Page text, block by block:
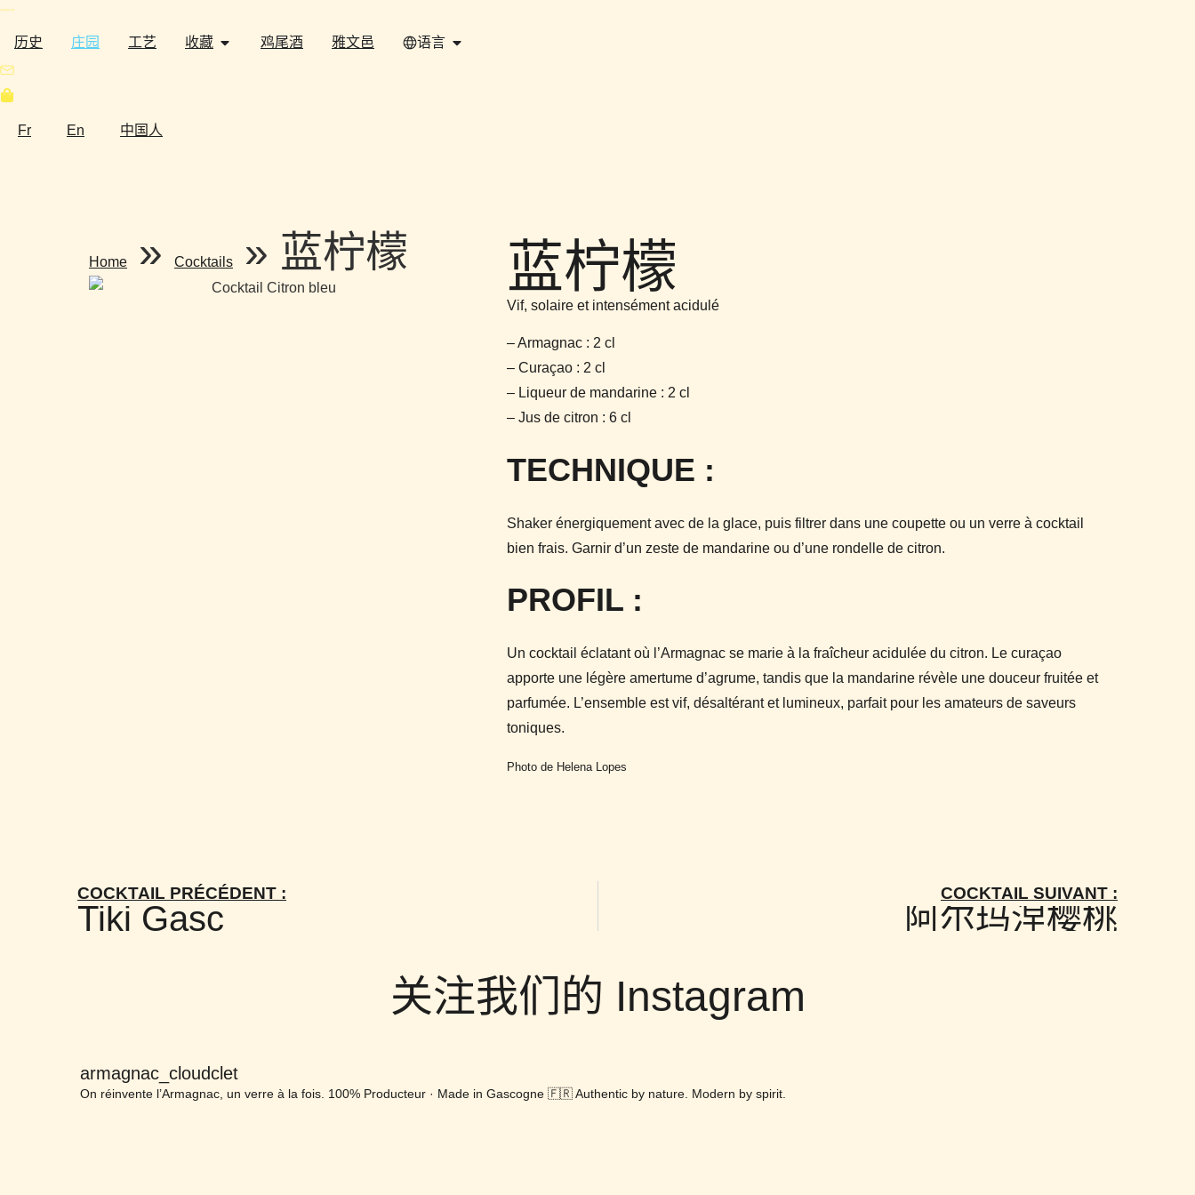
历史 庄园 工艺 收藏 鸡尾酒 雅文邑 语言
Fr En 中国人
Home » Cocktails » 蓝柠檬 蓝柠檬
Vif, solaire et intensément acidulé
– Armagnac : 2 cl
– Curaçao : 2 cl
– Liqueur de mandarine : 2 cl
– Jus de citron : 6 cl
TECHNIQUE :
Shaker énergiquement avec de la glace, puis filtrer dans une coupette ou un verre à cocktail
bien frais. Garnir d’un zeste de mandarine ou d’une rondelle de citron.
PROFIL :
Un cocktail éclatant où l’Armagnac se marie à la fraîcheur acidulée du citron. Le curaçao
apporte une légère amertume d’agrume, tandis que la mandarine révèle une douceur fruitée et
parfumée. L’ensemble est vif, désaltérant et lumineux, parfait pour les amateurs de saveurs
toniques.
Photo de Helena Lopes
COCKTAIL PRÉCÉDENT :
Tiki Gasc
COCKTAIL SUIVANT :
阿尔玛涅樱桃
关注我们的 Instagram
armagnac_cloudclet
On réinvente l’Armagnac, un verre à la fois. 100% Producteur · Made in Gascogne 🇫🇷Authentic by nature. Modern by spirit.